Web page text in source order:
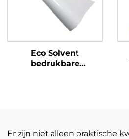
Eco Solvent
bedrukbare
Er zijn niet alleen praktische